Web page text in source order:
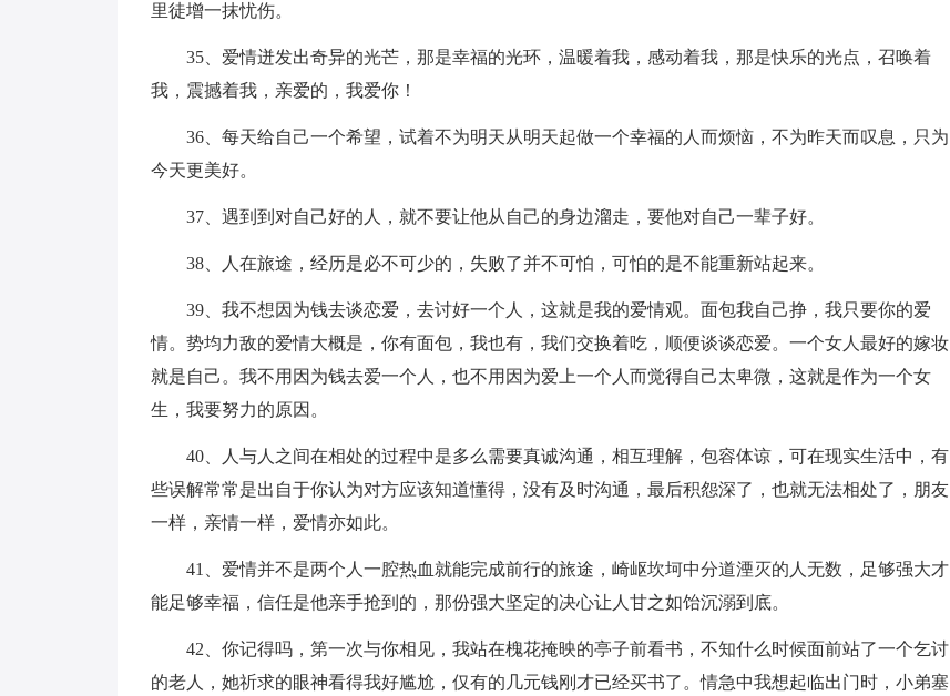
里徒增一抹忧伤。
35、爱情迸发出奇异的光芒，那是幸福的光环，温暖着我，感动着我，那是快乐的光点，召唤着
我，震撼着我，亲爱的，我爱你！
36、每天给自己一个希望，试着不为明天从明天起做一个幸福的人而烦恼，不为昨天而叹息，只为
今天更美好。
37、遇到到对自己好的人，就不要让他从自己的身边溜走，要他对自己一辈子好。
38、人在旅途，经历是必不可少的，失败了并不可怕，可怕的是不能重新站起来。
39、我不想因为钱去谈恋爱，去讨好一个人，这就是我的爱情观。面包我自己挣，我只要你的爱
情。势均力敌的爱情大概是，你有面包，我也有，我们交换着吃，顺便谈谈恋爱。一个女人最好的嫁妆
就是自己。我不用因为钱去爱一个人，也不用因为爱上一个人而觉得自己太卑微，这就是作为一个女
生，我要努力的原因。
40、人与人之间在相处的过程中是多么需要真诚沟通，相互理解，包容体谅，可在现实生活中，有
些误解常常是出自于你认为对方应该知道懂得，没有及时沟通，最后积怨深了，也就无法相处了，朋友
一样，亲情一样，爱情亦如此。
41、爱情并不是两个人一腔热血就能完成前行的旅途，崎岖坎坷中分道湮灭的人无数，足够强大才
能足够幸福，信任是他亲手抢到的，那份强大坚定的决心让人甘之如饴沉溺到底。
42、你记得吗，第一次与你相见，我站在槐花掩映的亭子前看书，不知什么时候面前站了一个乞讨
的老人，她祈求的眼神看得我好尴尬，仅有的几元钱刚才已经买书了。情急中我想起临出门时，小弟塞